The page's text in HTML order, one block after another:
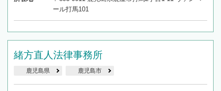
ール打馬101
緒方直人法律事務所
鹿児島県 鹿児島市